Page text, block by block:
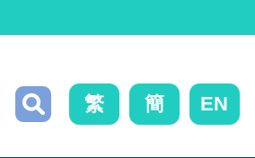
繁 簡 EN